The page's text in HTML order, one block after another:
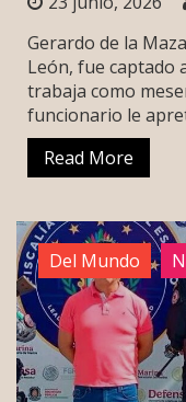
Gerardo de la
León, fue captado
trabaja como
funcionario le
Read More
Del Mundo